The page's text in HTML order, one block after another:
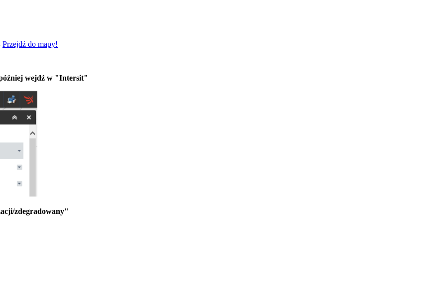
Przejdź do mapy!
wejdź w "Intersit"
zdegradowany"